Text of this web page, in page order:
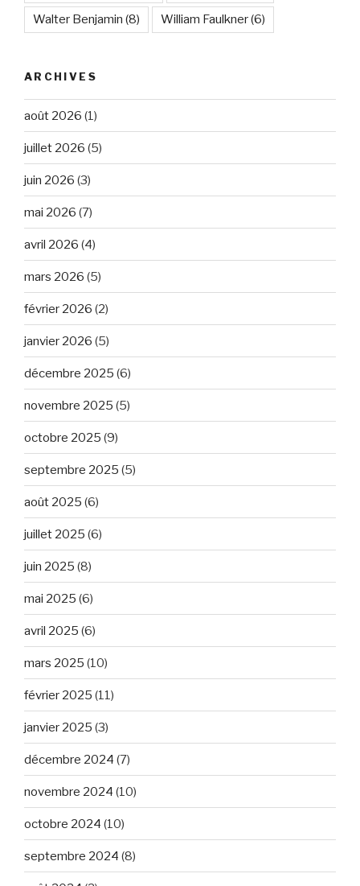
Walter Benjamin (8) William Faulkner(6)
ARCHIVES
août 2026 (1)
juillet 2026 (5)
juin 2026 (3)
mai 2026 (7)
avril 2026 (4)
mars 2026 (5)
février 2026 (2)
janvier 2026 (5)
décembre 2025 (6)
novembre 2025 (5)
octobre 2025 (9)
septembre 2025 (5)
août 2025 (6)
juillet 2025 (6)
juin 2025 (8)
mai 2025 (6)
avril 2025 (6)
mars 2025 (10)
février 2025 (11)
janvier 2025 (3)
décembre 2024 (7)
novembre 2024 (10)
octobre 2024 (10)
septembre 2024 (8)